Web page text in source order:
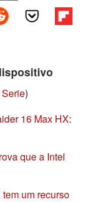
)
16 Max HX:
que a Intel
um recurso